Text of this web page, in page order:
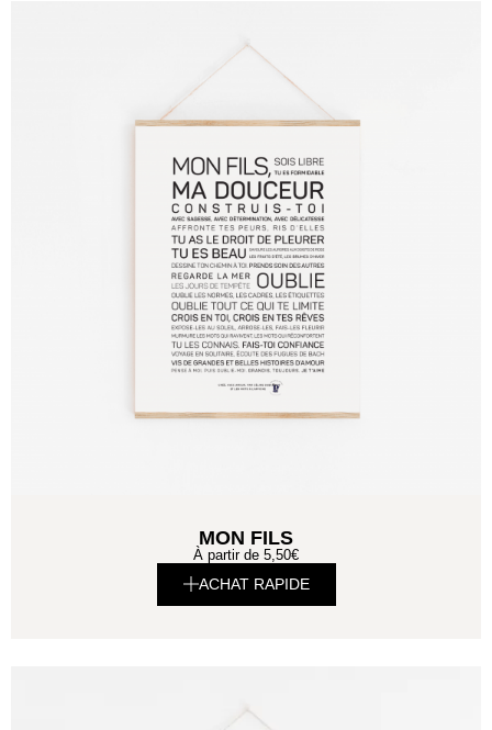
MON FILS
À partir de 5,50€
ACHAT RAPIDE
Merci pour votre patience et votre confiance.
Nous avons hâte de vous dévoiler le résultat.
CONTINUER MES ACHATS